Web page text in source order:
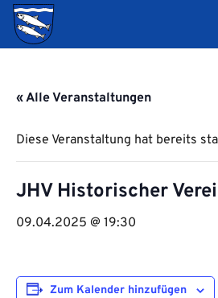
« Alle Veranstaltungen
Diese Veranstaltung hat bereits
JHV Historischer
09.04.2025 @ 19:30
Zum Kalender hinzufügen